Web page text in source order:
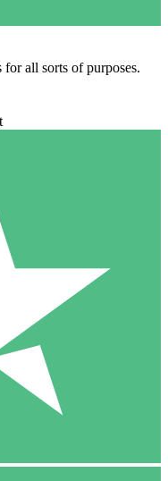
for all sorts of purposes.